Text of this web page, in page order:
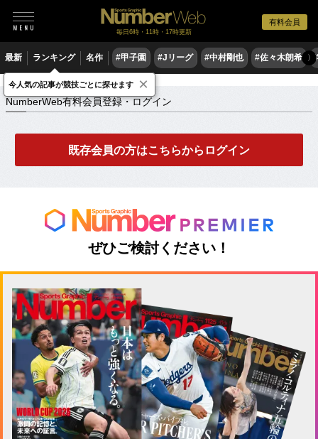
有料会員
毎日6時・11時・17時更新
最新 ランキング 名作 #甲子園 #Jリーグ #中村剛也 #佐々木朗希 〉
NumberWeb有料会員登録・ログイン
NumberWeb有料会員登録・ログイン
既存会員の方はこちらからログイン
ぜひご検討ください！
今人気の記事が競技ごとに探せます ×